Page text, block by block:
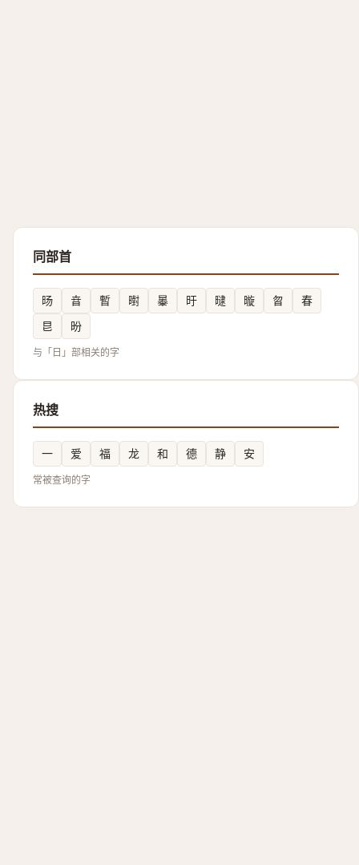
同部首
旸 㫩 暫 㬣 曓 旴 曃 暶 㫚
春
㫐
昐
与「日」部相关的字
热搜
一 爱 福 龙 和 德 静 安
常被查询的字